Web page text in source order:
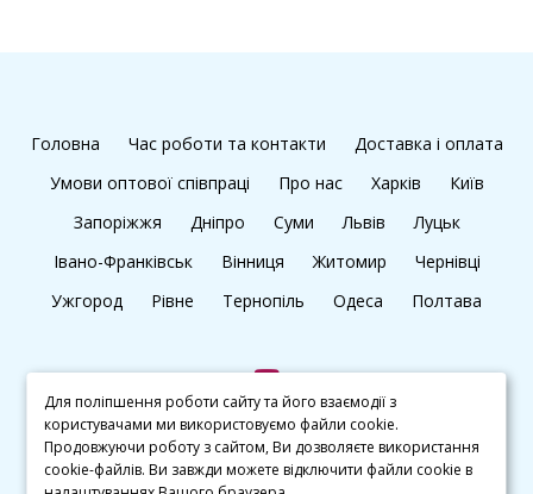
Головна Час роботи та контакти
Доставка і оплата
Умови оптової співпраці
Про нас Харків
Київ
Запоріжжя
Дніпро Суми Львів
Луцьк
Івано-Франківськ
Вінниця Житомир
Чернівці
Ужгород
Рівне Тернопіль Одеса Полтава
+38 (097) 045 65 77
Для поліпшення роботи сайту та його взаємодії з
користувачами ми використовуємо файли cookie.
Продовжуючи роботу з сайтом, Ви дозволяєте використання
cookie-файлів. Ви завжди можете відключити файли cookie в